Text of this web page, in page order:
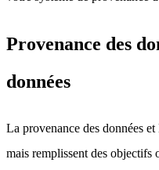
Provenance des
données
La provenance des données
mais remplissent des objectifs